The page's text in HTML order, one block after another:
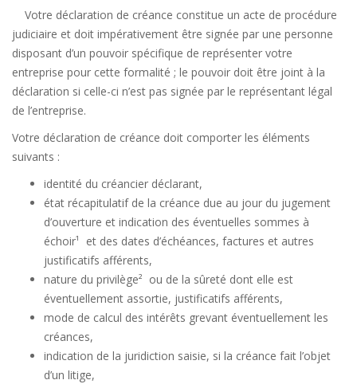
Votre déclaration de créance constitue un acte de procédure
judiciaire et doit impérativement être signée par une personne
disposant d’un pouvoir spécifique de représenter votre
entreprise pour cette formalité ; le pouvoir doit être joint à la
déclaration si celle-ci n’est pas signée par le représentant légal
de l’entreprise.
Votre déclaration de créance doit comporter les éléments
suivants :
identité du créancier déclarant,
état récapitulatif de la créance due au jour du jugement
d’ouverture et indication des éventuelles sommes à
échoir¹ et des dates d’échéances, factures et autres
justificatifs afférents,
nature du privilège² ou de la sûreté dont elle est
éventuellement assortie, justificatifs afférents,
mode de calcul des intérêts grevant éventuellement les
créances,
indication de la juridiction saisie, si la créance fait l’objet
d’un litige,